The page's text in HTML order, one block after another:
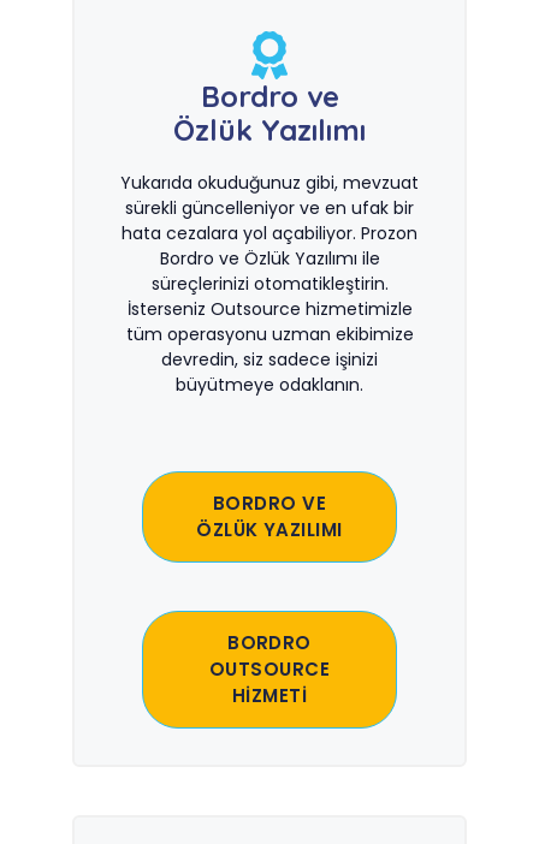
Bordro ve
Özlük Yazılımı
Yukarıda okuduğunuz gibi, mevzuat
sürekli güncelleniyor ve en ufak bir
hata cezalara yol açabiliyor. Prozon
Bordro ve Özlük Yazılımı ile
süreçlerinizi otomatikleştirin.
İsterseniz Outsource hizmetimizle
tüm operasyonu uzman ekibimize
devredin, siz sadece işinizi
büyütmeye odaklanın.
BORDRO VE
ÖZLÜK YAZILIMI
BORDRO
OUTSOURCE
HİZMETİ